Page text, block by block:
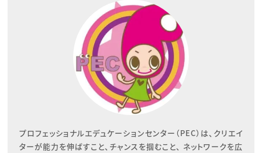
プロフェッショナルエデュケーションセンター（PEC）は、クリエイ
ターが能力を伸ばすこと、チャンスを掴むこと、 ネットワークを広